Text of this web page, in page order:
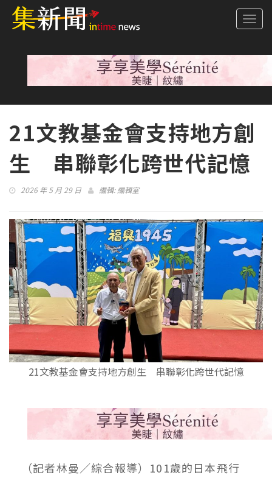
21文教基金會支持地方創
生 串聯彰化跨世代記憶
2026 年 5 月 29 日 編輯:編輯室
21文教基金會支持地方創生 串聯彰化跨世代記憶
（記者林曼／綜合報導）101歲的日本飛行